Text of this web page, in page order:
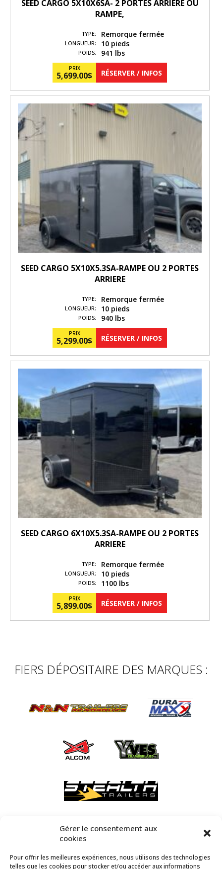
Gérer le consentement aux
cookies
Pour offrir les meilleures expériences, nous utilisons des technologies
telles que les cookies pour stocker et/ou accéder aux informations
SEED CARGO 5X10X6SA- 2 PORTES ARRIERE OU
RAMPE,
TYPE: Remorque fermée
LONGUEUR: 10 pieds
POIDS: 941 lbs
PRIX
5,699.00$ RÉSERVER / INFOS
SEED CARGO 5X10X5.3SA-RAMPE OU 2 PORTES
ARRIERE
TYPE: Remorque fermée
LONGUEUR: 10 pieds
POIDS: 940 lbs
PRIX
5,299.00$ RÉSERVER / INFOS
SEED CARGO 6X10X5.3SA-RAMPE OU 2 PORTES
ARRIERE
TYPE: Remorque fermée
LONGUEUR: 10 pieds
POIDS: 1100 lbs
PRIX
5,899.00$ RÉSERVER / INFOS
FIERS DÉPOSITAIRE DES MARQUES :